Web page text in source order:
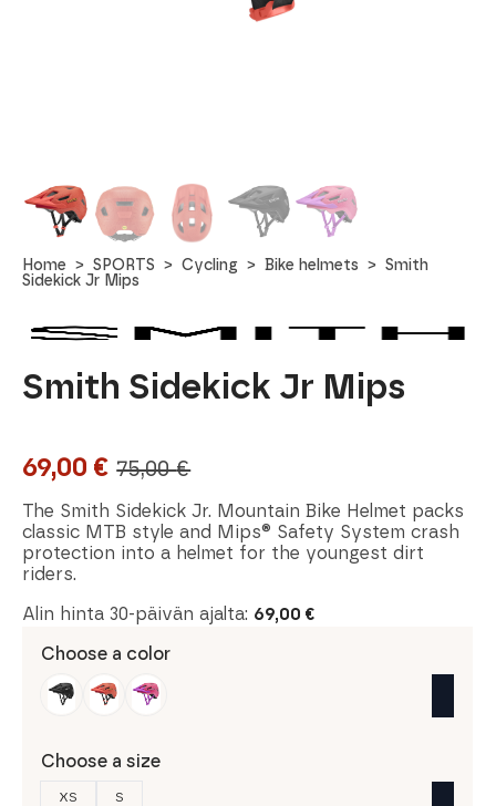
Home SPORTS Cycling Bike helmets
Smith
Sidekick Jr Mips
Smith Sidekick Jr Mips
75,00€
Original
price
was:
75,00 €.
69,00 €
Current
price
is:
69,00 €.
The Smith Sidekick Jr. Mountain Bike Helmet packs
classic MTB style and Mips® Safety System crash
protection into a helmet for the youngest dirt
riders.
Alin hinta 30-päivän ajalta: 69,00 €
Choose a color
Choose a size
XS S